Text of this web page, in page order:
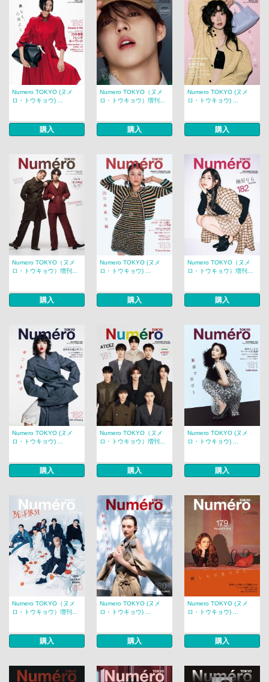
Numero TOKYO (ヌメ
ロ・トウキョウ) ...
購入
Numero TOKYO（ヌメ
ロ・トウキョウ）増刊...
購入
Numero TOKYO (ヌメ
ロ・トウキョウ) ...
購入
Numero TOKYO（ヌメ
ロ・トウキョウ）増刊...
購入
Numero TOKYO (ヌメ
ロ・トウキョウ) ...
購入
Numero TOKYO（ヌメ
ロ・トウキョウ）増刊...
購入
Numero TOKYO (ヌメ
ロ・トウキョウ) ...
購入
Numero TOKYO（ヌメ
ロ・トウキョウ）増刊...
購入
Numero TOKYO (ヌメ
ロ・トウキョウ) ...
購入
Numero TOKYO（ヌメ
ロ・トウキョウ）増刊...
購入
Numero TOKYO (ヌメ
ロ・トウキョウ) ...
購入
Numero TOKYO (ヌメ
ロ・トウキョウ) ...
購入